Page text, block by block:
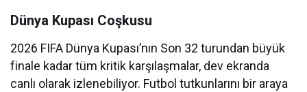
Dünya Kupası Coşkusu
2026 FIFA Dünya Kupası’nın Son 32 turundan büyük
finale kadar tüm kritik karşılaşmalar, dev ekranda
canlı olarak izlenebiliyor. Futbol tutkunlarını bir araya